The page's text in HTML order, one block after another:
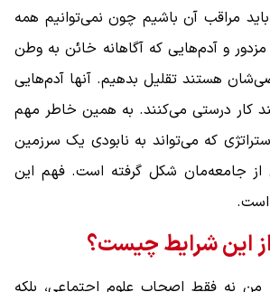
مراقب آن باشیم چون نمی‌توانیم همه
مزدور و آدم‌هایی که آگاهانه خائن به وطن
هستند تقلیل بدهیم. آنها آدم‌هایی
کار درستی می‌کنند. به همین خاطر مهم
که می‌تواند به نابودی یک سرزمین
از جامعه‌مان شکل گرفته است. فهم این
است.
این شرایط چیست؟